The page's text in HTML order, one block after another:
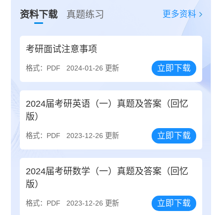
资料下载 真题练习 更多资料
考研面试注意事项
格式：PDF 2024-01-26 更新 立即下载
2024届考研英语（一）真题及答案（回忆
版）
格式：PDF 2023-12-26 更新 立即下载
2024届考研数学（一）真题及答案（回忆
版）
格式：PDF 2023-12-26 更新 立即下载